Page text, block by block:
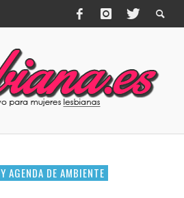
AGENDA DE AMBIENTE